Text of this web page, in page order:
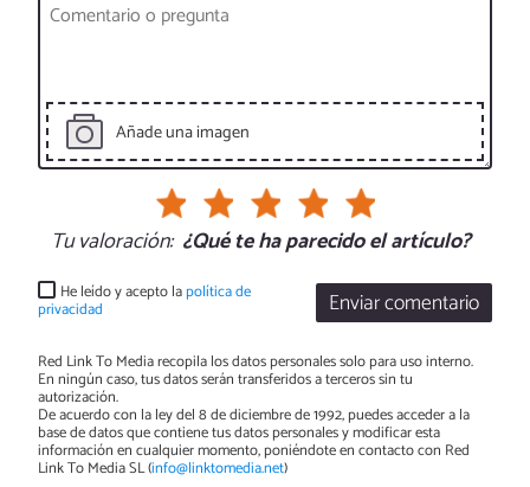
Añade una imagen
Tu valoración: ¿Qué te ha parecido el artículo?
Enviar comentario
He leído y acepto lapolítica de
privacidad
Red Link To Media recopila los datos personales solo para uso interno.
En ningún caso, tus datos serán transferidos a terceros sin tu
autorización.
De acuerdo con la ley del 8 de diciembre de 1992, puedes acceder a la
base de datos que contiene tus datos personales y modificar esta
información en cualquier momento, poniéndote en contacto con Red
Link To Media SL (info@linktomedia.net)